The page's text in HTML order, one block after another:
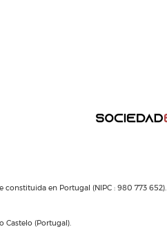
constituida en Portugal (NIPC : 980 773 652).
Castelo (Portugal).